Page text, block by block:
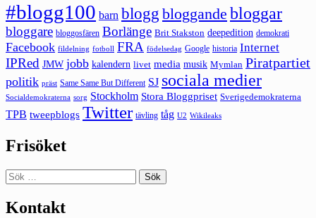
#blogg100 barn blogg bloggande bloggar
bloggare bloggosfären Borlänge Brit Stakston deepedition demokrati
Facebook fildelning fotboll FRA födelsedag Google historia Internet
IPRed JMW jobb kalendern livet media musik Mymlan Piratpartiet
politik präst Same Same But Different SJ sociala medier
Socialdemokraterna sorg Stockholm Stora Bloggpriset Sverigedemokraterna
TPB tweepblogs Twitter tävling tåg U2 Wikileaks
Frisöket
Sök
efter:
Kontakt